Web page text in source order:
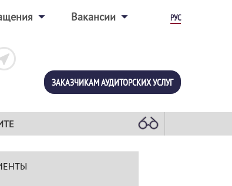
Вакансии РУС
ЗАКАЗЧИКАМ АУДИТОРСКИХ УСЛУГ